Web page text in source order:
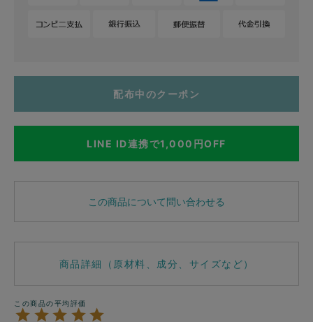
配布中のクーポン
LINE ID連携で1,000円OFF
この商品について問い合わせる
商品詳細（原材料、成分、サイズなど）